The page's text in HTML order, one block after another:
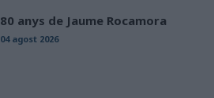
80 anys de Jaume Rocamora
04 agost 2026